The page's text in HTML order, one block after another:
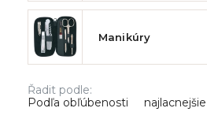
Manikúry
Řadit podle:
Podľa obľúbenosti
najlacnejšie